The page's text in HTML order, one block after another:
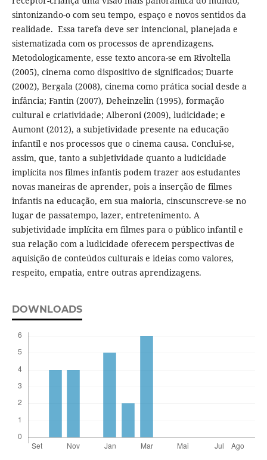
sintonizando-o com seu tempo, espaço e novos sentidos da
realidade. Essa tarefa deve ser intencional, planejada e
sistematizada com os processos de aprendizagens.
Metodologicamente, esse texto ancora-se em Rivoltella
(2005), cinema como dispositivo de significados; Duarte
(2002), Bergala (2008), cinema como prática social desde a
infância; Fantin (2007), Deheinzelin (1995), formação
cultural e criatividade; Alberoni (2009), ludicidade; e
Aumont (2012), a subjetividade presente na educação
infantil e nos processos que o cinema causa. Conclui-se,
assim, que, tanto a subjetividade quanto a ludicidade
implícita nos filmes infantis podem trazer aos estudantes
novas maneiras de aprender, pois a inserção de filmes
infantis na educação, em sua maioria, cinscunscreve-se no
lugar de passatempo, lazer, entretenimento. A
subjetividade implícita em filmes para o público infantil e
sua relação com a ludicidade oferecem perspectivas de
aquisição de conteúdos culturais e ideias como valores,
respeito, empatia, entre outras aprendizagens.
DOWNLOADS